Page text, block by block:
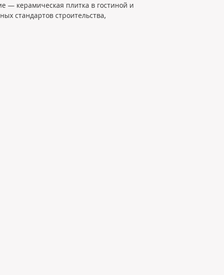
— керамическая плитка в гостиной и
стандартов строительства,